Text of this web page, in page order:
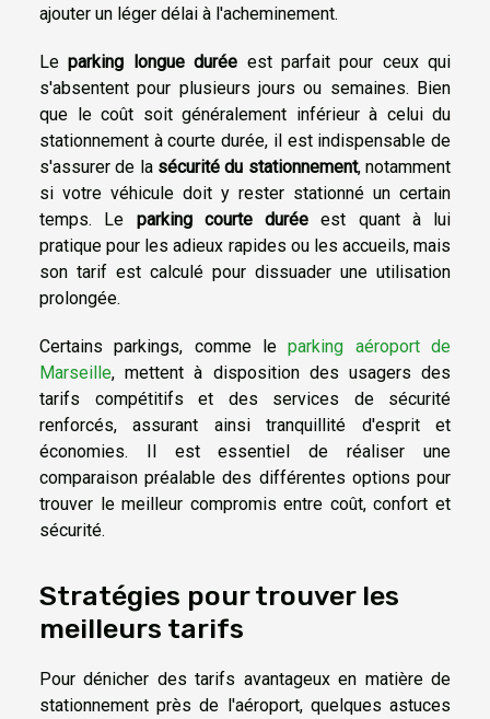
ajouter un léger délai à l'acheminement.
Leparking longue durée est parfait pour ceux qui
s'absentent pour plusieurs jours ou semaines. Bien
que le coût soit généralement inférieur à celui du
stationnement à courte durée, il est indispensable de
s'assurer de la sécurité du stationnement, notamment
si votre véhicule doit y rester stationné un certain
temps. Le parking courte durée est quant à lui
pratique pour les adieux rapides ou les accueils, mais
son tarif est calculé pour dissuader une utilisation
prolongée.
Certains parkings, comme leparking aéroport de
Marseille, mettent à disposition des usagers des
tarifs compétitifs et des services de sécurité
renforcés, assurant ainsi tranquillité d'esprit et
économies. Il est essentiel de réaliser une
comparaison préalable des différentes options pour
trouver le meilleur compromis entre coût, confort et
sécurité.
Stratégies pour trouver les
meilleurs tarifs
Pour dénicher des tarifs avantageux en matière de
stationnement près de l'aéroport, quelques astuces